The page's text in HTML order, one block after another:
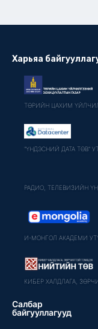
Харьяа
ТӨРИЙН ЦАХИМ
"ҮНДЭСНИЙ ДАТА ТӨВ"
РАДИО, ТЕЛЕВИЗИЙН
И-МОНГОЛ АКАДЕМИ
КИБЕР ХАЛДЛАГА,
Салбар
байгууллагууд